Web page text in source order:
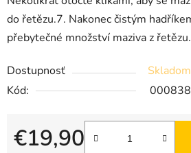
do řetězu.7. Nakonec čistým
přebytečné množství maziva z řetězu.
Dostupnosť
Kód:
€19,90